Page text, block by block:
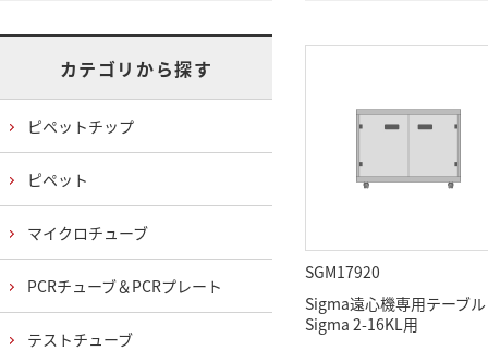
SGM17920
Sigma遠心機専用テーブル
Sigma 2-16KL用
カテゴリから探す
ピペットチップ
ピペット
マイクロチューブ
PCRチューブ＆PCRプレート
テストチューブ